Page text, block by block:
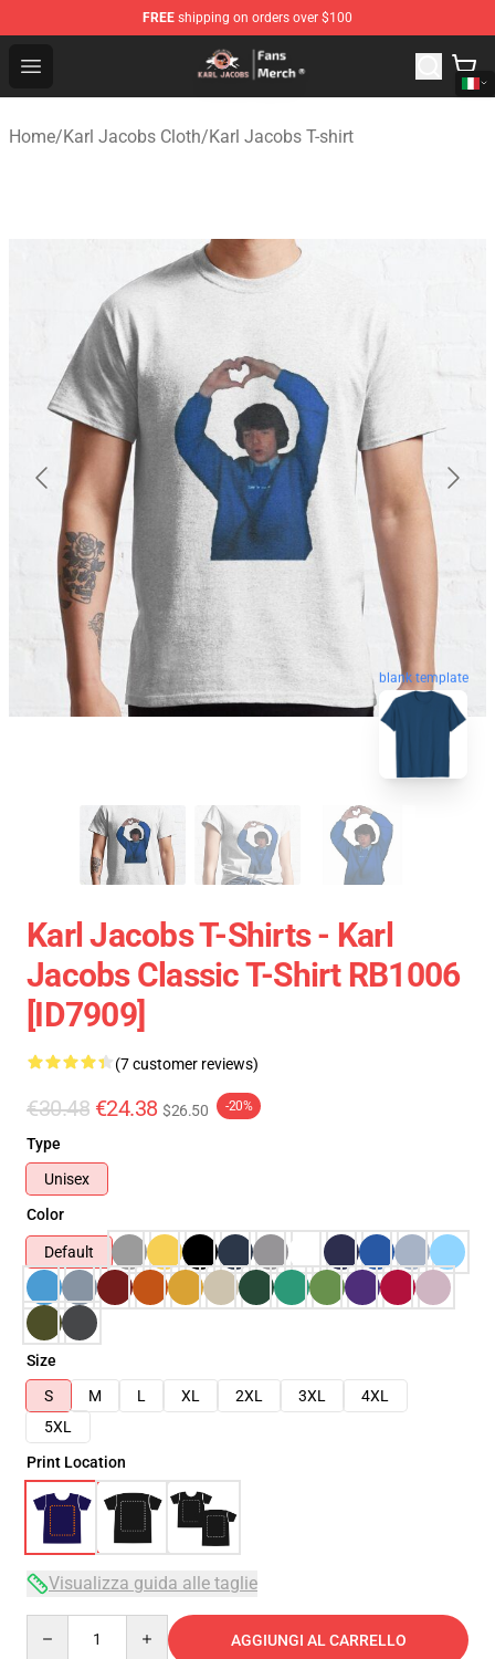
FREE shipping on orders over $100
Open menu
Karl Jacobs Store - Official Karl Jacobs Merchandise
Home/Karl Jacobs Cloth/Karl Jacobs T-shirt
blank template
Karl Jacobs T-Shirts - Karl
Jacobs Classic T-Shirt RB1006
[ID7909]
(7 customer reviews)
€30.48 €24.38 $26.50 -20%
Type
Unisex
Color
Default
Size
S
M L XL 2XL 3XL
4XL
5XL
Print Location
Visualizza guida alle taglie
AGGIUNGI AL CARRELLO